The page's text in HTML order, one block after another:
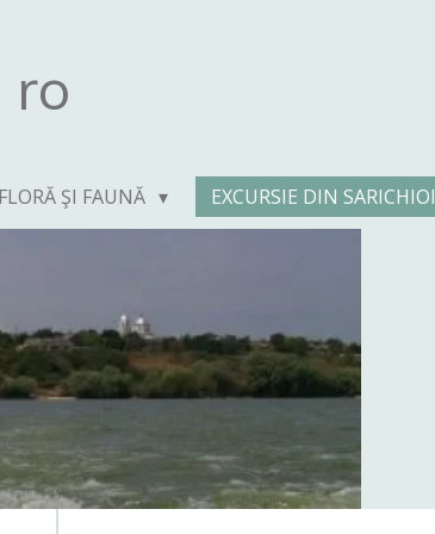
ro
FLORĂ ŞI FAUNĂ EXCURSIE DIN SARICHIOI